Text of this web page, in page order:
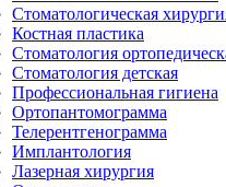
Стоматологическая
Костная пластика
Стоматология
Стоматология детская
Профессиональная гигиена
Ортопантомограмма
Телерентгенограмма
Имплантология
Лазерная хирургия